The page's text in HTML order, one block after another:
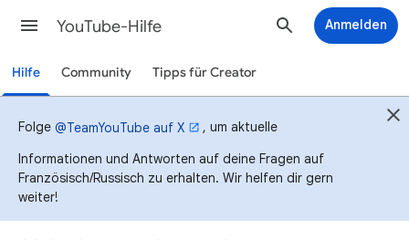
YouTube-Hilfe Anmelden
Hilfe Community Tipps für Creator
Folge @TeamYouTube auf X
, um aktuelle
Informationen und Antworten auf deine Fragen auf
Französisch/Russisch zu erhalten. Wir helfen dir gern
weiter!